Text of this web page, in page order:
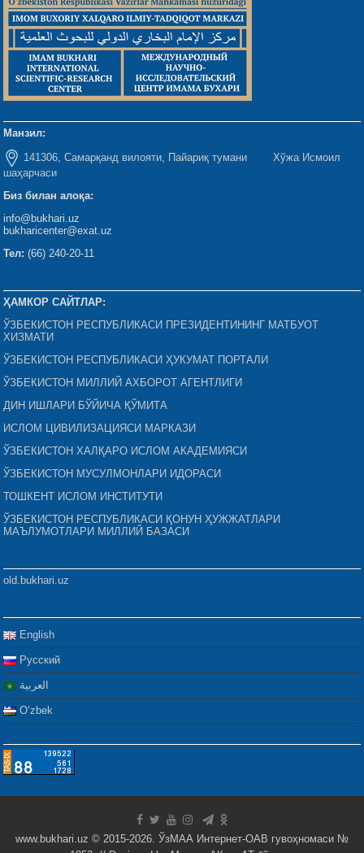
Манзил:
141306, Самарқанд вилояти, Пайариқ тумани Хўжа Исмоил
шаҳарчаси
Биз билан алоқа:
info@bukhari.uz
bukharicenter@exat.uz
Тел: (66) 240-20-11
ҲАМКОР САЙТЛАР:
ЎЗБЕКИСТОН РЕСПУБЛИКАСИ ПРЕЗИДЕНТИНИНГ МАТБУОТ
ХИЗМАТИ
ЎЗБЕКИСТОН РЕСПУБЛИКАСИ ҲУКУМАТ ПОРТАЛИ
ЎЗБЕКИСТОН МИЛЛИЙ АХБОРОТ АГЕНТЛИГИ
ДИН ИШЛАРИ БЎЙИЧА ҚЎМИТА
ИСЛОМ ЦИВИЛИЗАЦИЯСИ МАРКАЗИ
ЎЗБЕКИСТОН ХАЛҚАРО ИСЛОМ АКАДЕМИЯСИ
ЎЗБЕКИСТОН МУСУЛМОНЛАРИ ИДОРАСИ
ТОШКЕНТ ИСЛОМ ИНСТИТУТИ
ЎЗБЕКИСТОН РЕСПУБЛИКАСИ ҚОНУН ҲУЖЖАТЛАРИ
МАЪЛУМОТЛАРИ МИЛЛИЙ БАЗАСИ
old.bukhari.uz
English
Русский
العربية
Oʻzbek
www.bukhari.uz © 2015-2026. ЎзМАА Интернет-ОАВ гувоҳномаси №